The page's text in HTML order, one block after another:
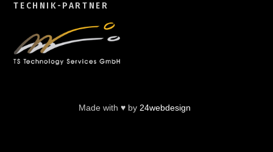
TECHNIK-PARTNER
Made with ♥ by 24webdesign